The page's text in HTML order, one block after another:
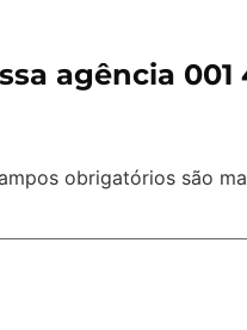
agência 001
obrigatórios são